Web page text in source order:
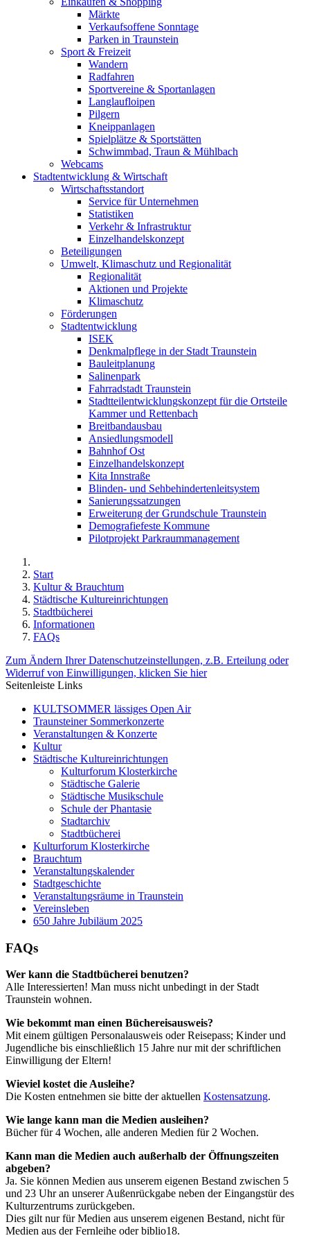
Märkte
Verkaufsoffene Sonntage
Parken in Traunstein
Sport & Freizeit
Wandern
Radfahren
Sportvereine & Sportanlagen
Langlaufloipen
Pilgern
Kneippanlagen
Spielplätze & Sportstätten
Schwimmbad, Traun & Mühlbach
Webcams
Stadtentwicklung & Wirtschaft
Wirtschaftsstandort
Service für Unternehmen
Statistiken
Verkehr & Infrastruktur
Einzelhandelskonzept
Beteiligungen
Umwelt, Klimaschutz und Regionalität
Regionalität
Aktionen und Projekte
Klimaschutz
Förderungen
Stadtentwicklung
ISEK
Denkmalpflege in der Stadt Traunstein
Bauleitplanung
Salinenpark
Fahrradstadt Traunstein
Stadtteilentwicklungskonzept für die Ortsteile
Kammer und Rettenbach
Breitbandausbau
Ansiedlungsmodell
Bahnhof Ost
Einzelhandelskonzept
Kita Innstraße
Blinden- und Sehbehindertenleitsystem
Sanierungssatzungen
Erweiterung der Grundschule Traunstein
Demografiefeste Kommune
Pilotprojekt Parkraummanagement
Start
Kultur & Brauchtum
Städtische Kultureinrichtungen
Stadtbücherei
Informationen
FAQs
Zum Ändern Ihrer Datenschutzeinstellungen, z.B. Erteilung oder
Widerruf von Einwilligungen, klicken Sie hier
Seitenleiste Links
KULTSOMMER lässiges Open Air
Traunsteiner Sommerkonzerte
Veranstaltungen & Konzerte
Kultur
Städtische Kultureinrichtungen
Kulturforum Klosterkirche
Städtische Galerie
Städtische Musikschule
Schule der Phantasie
Stadtarchiv
Stadtbücherei
Kulturforum Klosterkirche
Brauchtum
Veranstaltungskalender
Stadtgeschichte
Veranstaltungsräume in Traunstein
Vereinsleben
650 Jahre Jubiläum 2025
FAQs
Wer kann die Stadtbücherei benutzen?
Alle Interessierten! Man muss nicht unbedingt in der Stadt
Traunstein wohnen.
Wie bekommt man einen Büchereisausweis?
Mit einem gültigen Personalausweis oder Reisepass; Kinder und
Jugendliche bis einschließlich 15 Jahre nur mit der schriftlichen
Einwilligung der Eltern!
Wieviel kostet die Ausleihe?
Die Kosten entnehmen sie bitte der aktuellen Kostensatzung.
Wie lange kann man die Medien ausleihen?
Bücher für 4 Wochen, alle anderen Medien für 2 Wochen.
Kann man die Medien auch außerhalb der Öffnungszeiten
abgeben?
Ja. Sie können Medien aus unserem eigenen Bestand zwischen 5
und 23 Uhr an unserer Außenrückgabe neben der Eingangstür des
Kulturzentrums zurückgeben.
Dies gilt nur für Medien aus unserem eigenen Bestand, nicht für
Medien aus der Fernleihe oder biblio18.